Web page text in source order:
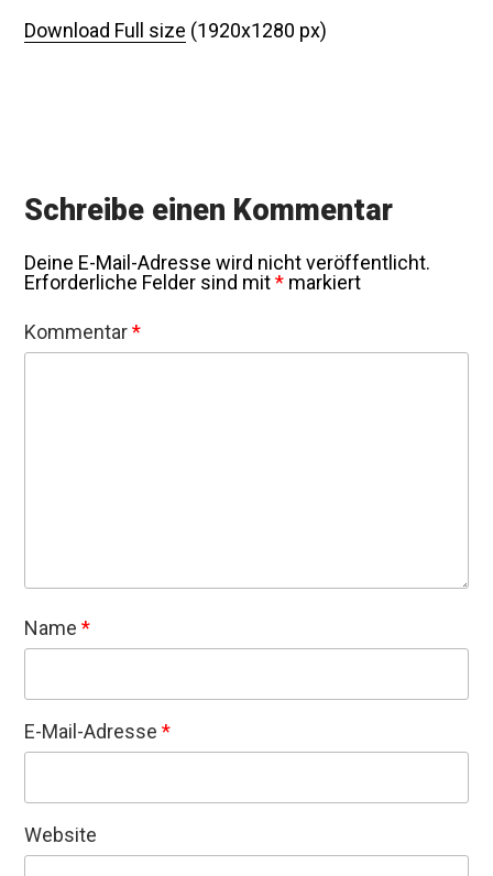
Download Full size (1920x1280 px)
Schreibe einen Kommentar
Deine E-Mail-Adresse wird nicht veröffentlicht.
Erforderliche Felder sind mit* markiert
Kommentar*
Name*
E-Mail-Adresse*
Website